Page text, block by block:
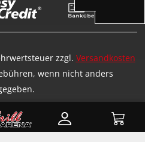
zzgl. Versandkosten
wenn nicht anders